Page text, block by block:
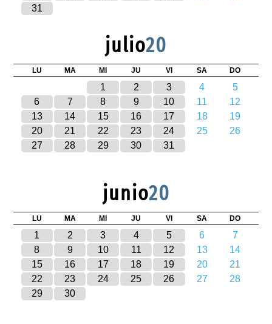
31
julio20
LU MA MI JU VI SA DO
1 2 3 4
5
6
7 8 9 10 11
12
13
14 15 16 17 18
19
20
21 22 23 24 25
26
27
28 29 30 31
junio20
LU MA MI JU VI SA DO
1 2 3 4 5 6
7
8
9 10 11 12 13
14
15
16 17 18 19 20
21
22
23 24 25 26 27
28
29
30